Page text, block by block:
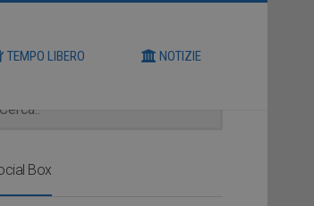
TEMPO LIBERO NOTIZIE
Box